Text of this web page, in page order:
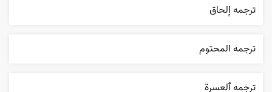
ترجمه إلحاق
ترجمه المحتوم
ترجمه ٱلعسرة